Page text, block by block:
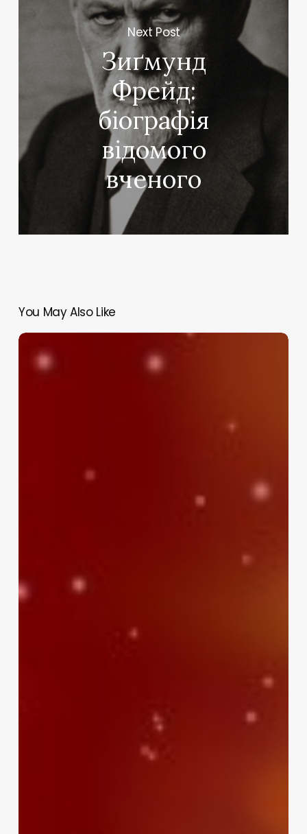
Next Post
Зиґмунд
Фрейд:
біографія
відомого
вченого
You May Also Like
Сонячний
вітер
втрачає